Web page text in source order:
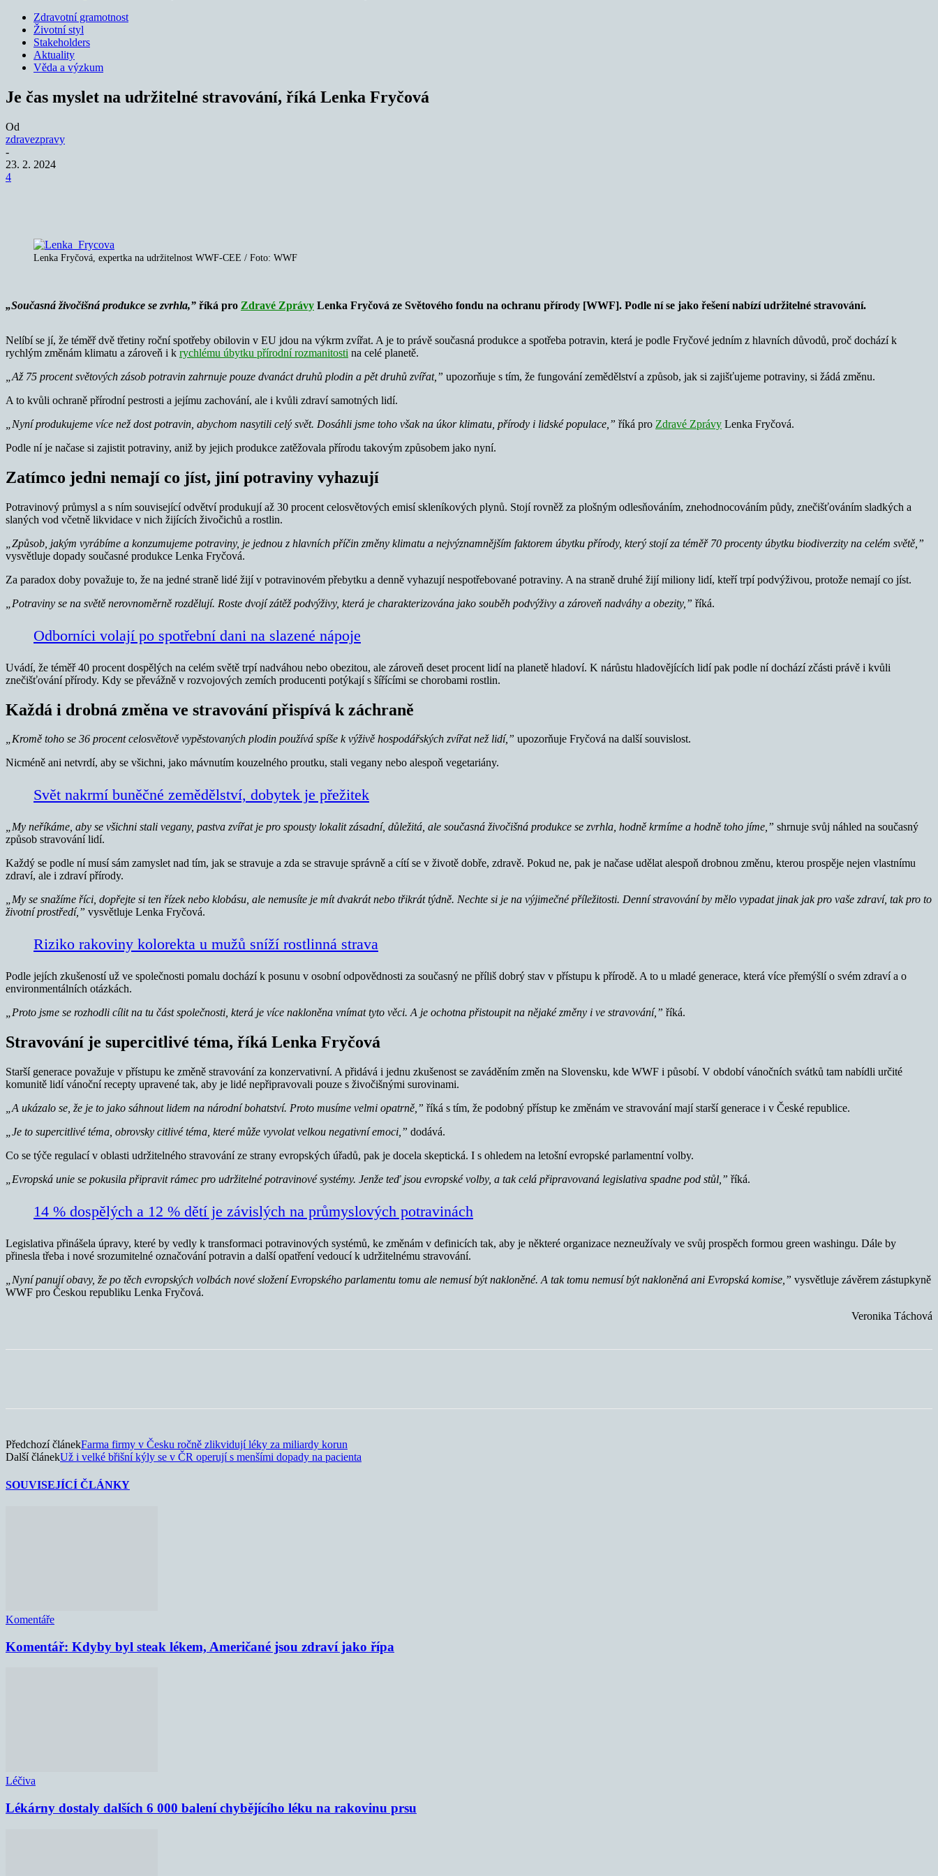
Zdravotní gramotnost
Životní styl
Stakeholders
Aktuality
Věda a výzkum
Je čas myslet na udržitelné stravování, říká Lenka Fryčová
Od
zdravezpravy
-
23. 2. 2024
4
Lenka Fryčová, expertka na udržitelnost WWF-CEE / Foto: WWF
„Současná živočišná produkce se zvrhla,” říká pro Zdravé Zprávy Lenka Fryčová ze Světového fondu na ochranu přírody [WWF]. Podle ní se jako řešení nabízí udržitelné stravování.
Nelíbí se jí, že téměř dvě třetiny roční spotřeby obilovin v EU jdou na výkrm zvířat. A je to právě současná produkce a spotřeba potravin, která je podle Fryčové jedním z hlavních důvodů, proč dochází k
rychlým změnám klimatu a zároveň i k rychlému úbytku přírodní rozmanitosti na celé planetě.
„Až 75 procent světových zásob potravin zahrnuje pouze dvanáct druhů plodin a pět druhů zvířat,” upozorňuje s tím, že fungování zemědělství a způsob, jak si zajišťujeme potraviny, si žádá změnu.
A to kvůli ochraně přírodní pestrosti a jejímu zachování, ale i kvůli zdraví samotných lidí.
„Nyní produkujeme více než dost potravin, abychom nasytili celý svět. Dosáhli jsme toho však na úkor klimatu, přírody i lidské populace,” říká pro Zdravé Zprávy Lenka Fryčová.
Podle ní je načase si zajistit potraviny, aniž by jejich produkce zatěžovala přírodu takovým způsobem jako nyní.
Zatímco jedni nemají co jíst, jiní potraviny vyhazují
Potravinový průmysl a s ním související odvětví produkují až 30 procent celosvětových emisí skleníkových plynů. Stojí rovněž za plošným odlesňováním, znehodnocováním půdy, znečišťováním sladkých a
slaných vod včetně likvidace v nich žijících živočichů a rostlin.
„Způsob, jakým vyrábíme a konzumujeme potraviny, je jednou z hlavních příčin změny klimatu a nejvýznamnějším faktorem úbytku přírody, který stojí za téměř 70 procenty úbytku biodiverzity na celém světě,”
vysvětluje dopady současné produkce Lenka Fryčová.
Za paradox doby považuje to, že na jedné straně lidé žijí v potravinovém přebytku a denně vyhazují nespotřebované potraviny. A na straně druhé žijí miliony lidí, kteří trpí podvýživou, protože nemají co jíst.
„Potraviny se na světě nerovnoměrně rozdělují. Roste dvojí zátěž podvýživy, která je charakterizována jako souběh podvýživy a zároveň nadváhy a obezity,” říká.
Odborníci volají po spotřební dani na slazené nápoje
Uvádí, že téměř 40 procent dospělých na celém světě trpí nadváhou nebo obezitou, ale zároveň deset procent lidí na planetě hladoví. K nárůstu hladovějících lidí pak podle ní dochází zčásti právě i kvůli
znečišťování přírody. Kdy se převážně v rozvojových zemích producenti potýkají s šířícími se chorobami rostlin.
Každá i drobná změna ve stravování přispívá k záchraně
„Kromě toho se 36 procent celosvětově vypěstovaných plodin používá spíše k výživě hospodářských zvířat než lidí,” upozorňuje Fryčová na další souvislost.
Nicméně ani netvrdí, aby se všichni, jako mávnutím kouzelného proutku, stali vegany nebo alespoň vegetariány.
Svět nakrmí buněčné zemědělství, dobytek je přežitek
„My neříkáme, aby se všichni stali vegany, pastva zvířat je pro spousty lokalit zásadní, důležitá, ale současná živočišná produkce se zvrhla, hodně krmíme a hodně toho jíme,” shrnuje svůj náhled na současný
způsob stravování lidí.
Každý se podle ní musí sám zamyslet nad tím, jak se stravuje a zda se stravuje správně a cítí se v životě dobře, zdravě. Pokud ne, pak je načase udělat alespoň drobnou změnu, kterou prospěje nejen vlastnímu
zdraví, ale i zdraví přírody.
„My se snažíme říci, dopřejte si ten řízek nebo klobásu, ale nemusíte je mít dvakrát nebo třikrát týdně. Nechte si je na výjimečné příležitosti. Denní stravování by mělo vypadat jinak jak pro vaše zdraví, tak pro to
životní prostředí,” vysvětluje Lenka Fryčová.
Riziko rakoviny kolorekta u mužů sníží rostlinná strava
Podle jejích zkušeností už ve společnosti pomalu dochází k posunu v osobní odpovědnosti za současný ne příliš dobrý stav v přístupu k přírodě. A to u mladé generace, která více přemýšlí o svém zdraví a o
environmentálních otázkách.
„Proto jsme se rozhodli cílit na tu část společnosti, která je více nakloněna vnímat tyto věci. A je ochotna přistoupit na nějaké změny i ve stravování,” říká.
Stravování je supercitlivé téma, říká Lenka Fryčová
Starší generace považuje v přístupu ke změně stravování za konzervativní. A přidává i jednu zkušenost se zaváděním změn na Slovensku, kde WWF i působí. V období vánočních svátků tam nabídli určité
komunitě lidí vánoční recepty upravené tak, aby je lidé nepřipravovali pouze s živočišnými surovinami.
„A ukázalo se, že je to jako sáhnout lidem na národní bohatství. Proto musíme velmi opatrně,” říká s tím, že podobný přístup ke změnám ve stravování mají starší generace i v České republice.
„Je to supercitlivé téma, obrovsky citlivé téma, které může vyvolat velkou negativní emoci,” dodává.
Co se týče regulací v oblasti udržitelného stravování ze strany evropských úřadů, pak je docela skeptická. I s ohledem na letošní evropské parlamentní volby.
„Evropská unie se pokusila připravit rámec pro udržitelné potravinové systémy. Jenže teď jsou evropské volby, a tak celá připravovaná legislativa spadne pod stůl,” říká.
14 % dospělých a 12 % dětí je závislých na průmyslových potravinách
Legislativa přinášela úpravy, které by vedly k transformaci potravinových systémů, ke změnám v definicích tak, aby je některé organizace nezneužívaly ve svůj prospěch formou green washingu. Dále by
přinesla třeba i nové srozumitelné označování potravin a další opatření vedoucí k udržitelnému stravování.
„Nyní panují obavy, že po těch evropských volbách nové složení Evropského parlamentu tomu ale nemusí být nakloněné. A tak tomu nemusí být nakloněná ani Evropská komise,” vysvětluje závěrem zástupkyně
WWF pro Českou republiku Lenka Fryčová.
Veronika Táchová
Předchozí článekFarma firmy v Česku ročně zlikvidují léky za miliardy korun
Další článekUž i velké břišní kýly se v ČR operují s menšími dopady na pacienta
SOUVISEJÍCÍ ČLÁNKY
Komentáře
Komentář: Kdyby byl steak lékem, Američané jsou zdraví jako řípa
Léčiva
Lékárny dostaly dalších 6 000 balení chybějícího léku na rakovinu prsu